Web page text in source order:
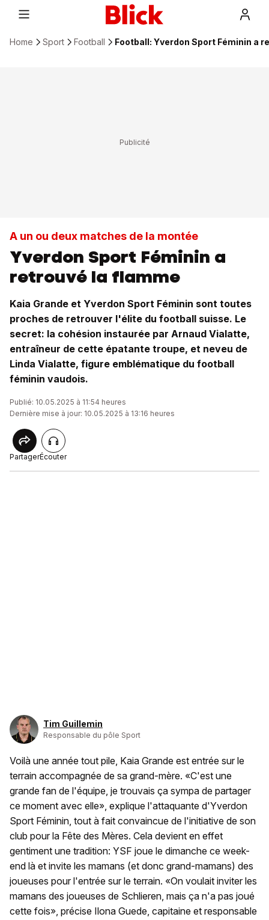
Home Sport Football Football: Yverdon Sport Féminin a
A un ou deux matches de la montée
Yverdon Sport Féminin a
retrouvé la flamme
Kaia Grande et Yverdon Sport Féminin sont toutes
proches de retrouver l'élite du football suisse. Le
secret: la cohésion instaurée par Arnaud Vialatte,
entraîneur de cette épatante troupe, et neveu de
Linda Vialatte, figure emblématique du football
féminin vaudois.
Publié: 10.05.2025 à 11:54 heures
Dernière mise à jour: 10.05.2025 à 13:16 heures
PartagerÉcouter
Tim Guillemin
Responsable du pôle Sport
Voilà une année tout pile, Kaia Grande est entrée sur le
terrain accompagnée de sa grand-mère. «C'est une
grande fan de l'équipe, je trouvais ça sympa de partager
ce moment avec elle», explique l'attaquante d'Yverdon
Sport Féminin, tout à fait convaincue de l'initiative de son
club pour la Fête des Mères. Cela devient en effet
gentiment une tradition: YSF joue le dimanche ce week-
end là et invite les mamans (et donc grand-mamans) des
joueuses pour l'entrée sur le terrain. «On voulait inviter les
mamans des joueuses de Schlieren, mais ça n'a pas joué
cette fois», précise Ilona Guede, capitaine et responsable